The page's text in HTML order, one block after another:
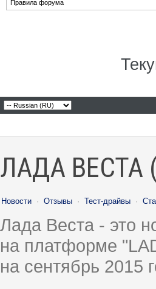
Правила форума
ЛАДА ВЕСТА
Новости · Отзывы · Тест-драйвы ·
Лада Веста - это
на платформе
на сентябрь 2015